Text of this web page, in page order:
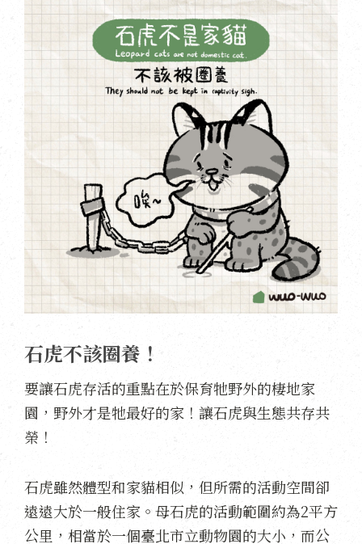
石虎不該圈養！
要讓石虎存活的重點在於保育牠野外的棲地家
園，野外才是牠最好的家！讓石虎與生態共存共
榮！
石虎雖然體型和家貓相似，但所需的活動空間卻
遠遠大於一般住家。母石虎的活動範圍約為2平方
公里，相當於一個臺北市立動物園的大小，而公